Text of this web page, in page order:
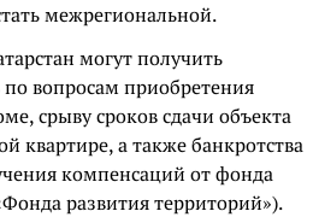
межрегиональной.
могут получить
вопросам приобретения
срыву сроков сдачи объекта
квартире, а также банкротства
компенсаций от фонда
развития территорий»).